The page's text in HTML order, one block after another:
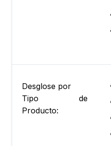
Desglose por
Tipo de
Producto: